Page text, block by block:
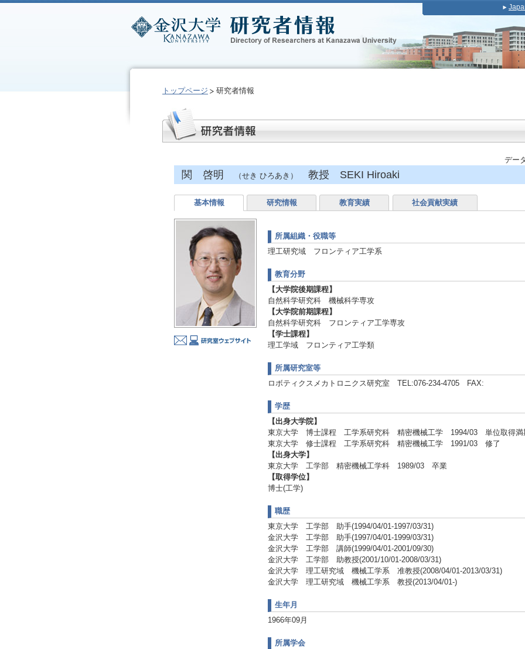
トップページ 研究者情報
デー
関 啓明 （せき ひろあき） 教授 SEKI Hiroaki
基本情報 研究情報 教育実績 社会貢献実績
所属組織・役職等
理工研究域 フロンティア工学系
教育分野
【大学院後期課程】
自然科学研究科 機械科学専攻
【大学院前期課程】
自然科学研究科 フロンティア工学専攻
【学士課程】
理工学域 フロンティア工学類
所属研究室等
ロボティクスメカトロニクス研究室 TEL:076-234-4705 FAX:
学歴
【出身大学院】
東京大学 博士課程 工学系研究科 精密機械工学 1994/03 単位取得満
東京大学 修士課程 工学系研究科 精密機械工学 1991/03 修了
【出身大学】
東京大学 工学部 精密機械工学科 1989/03 卒業
【取得学位】
博士(工学)
職歴
東京大学 工学部 助手(1994/04/01-1997/03/31)
金沢大学 工学部 助手(1997/04/01-1999/03/31)
金沢大学 工学部 講師(1999/04/01-2001/09/30)
金沢大学 工学部 助教授(2001/10/01-2008/03/31)
金沢大学 理工研究域 機械工学系 准教授(2008/04/01-2013/03/31)
金沢大学 理工研究域 機械工学系 教授(2013/04/01-)
生年月
1966年09月
所属学会